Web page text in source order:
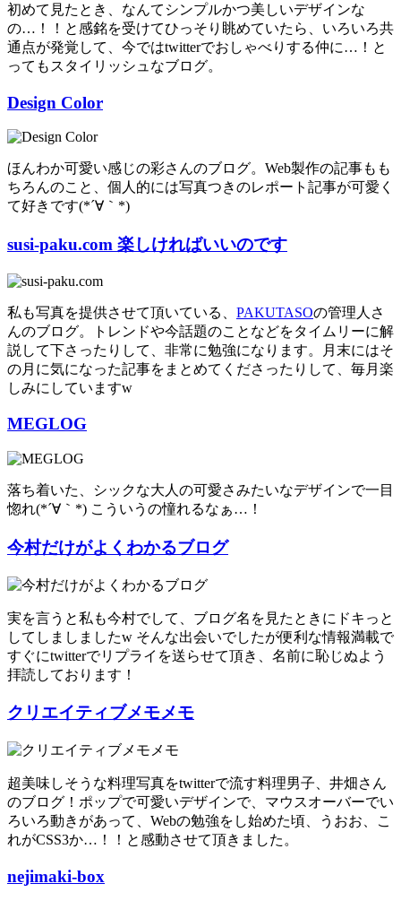
初めて見たとき、なんてシンプルかつ美しいデザインな
の…！！と感銘を受けてひっそり眺めていたら、いろいろ共
通点が発覚して、今ではtwitterでおしゃべりする仲に…！と
ってもスタイリッシュなブログ。
Design Color
ほんわか可愛い感じの彩さんのブログ。Web製作の記事もも
ちろんのこと、個人的には写真つきのレポート記事が可愛く
て好きです(*´∀｀*)
susi-paku.com 楽しければいいのです
私も写真を提供させて頂いている、 PAKUTASOの管理人さ
んのブログ。トレンドや今話題のことなどをタイムリーに解
説して下さったりして、非常に勉強になります。月末にはそ
の月に気になった記事をまとめてくださったりして、毎月楽
しみにしていますw
MEGLOG
落ち着いた、シックな大人の可愛さみたいなデザインで一目
惚れ(*´∀｀*) こういうの憧れるなぁ…！
今村だけがよくわかるブログ
実を言うと私も今村でして、ブログ名を見たときにドキっと
してしましましたw そんな出会いでしたが便利な情報満載で
すぐにtwitterでリプライを送らせて頂き、名前に恥じぬよう
拝読しております！
クリエイティブメモメモ
超美味しそうな料理写真をtwitterで流す料理男子、井畑さん
のブログ！ポップで可愛いデザインで、マウスオーバーでい
ろいろ動きがあって、Webの勉強をし始めた頃、うおお、こ
れがCSS3か…！！と感動させて頂きました。
nejimaki-box